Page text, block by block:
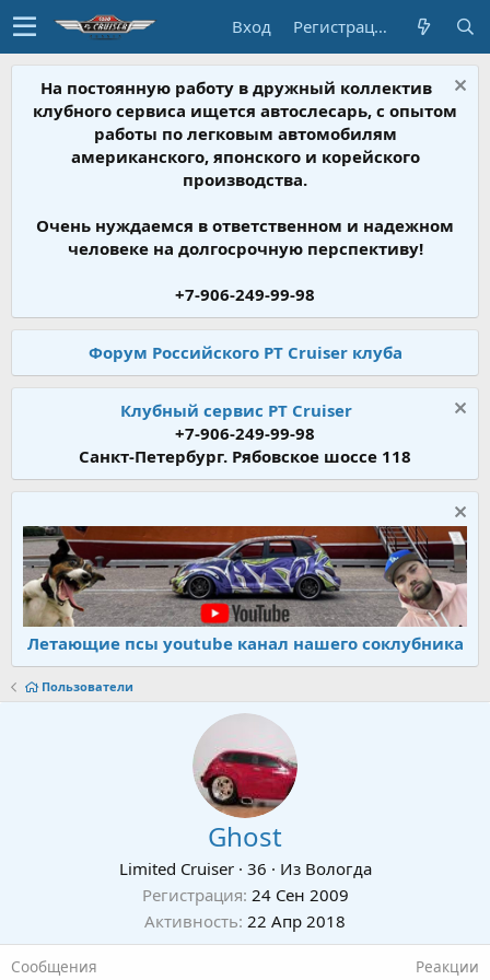
Вход Регистрация
На постоянную работу в дружный коллектив
клубного сервиса ищется автослесарь, с опытом
работы по легковым автомобилям
американского, японского и корейского
производства.
Очень нуждаемся в ответственном и надежном
человеке на долгосрочную перспективу!
+7-906-249-99-98
Форум Российского PT Cruiser клуба
Клубный сервис PT Cruiser
+7-906-249-99-98
Санкт-Петербург. Рябовское шоссе 118
Летающие псы youtube канал нашего соклубника
Пользователи
Ghost
Limited Cruiser · 36 · Из Вологда
Регистрация 24 Сен 2009
Активность 22 Апр 2018
Сообщения Реакции